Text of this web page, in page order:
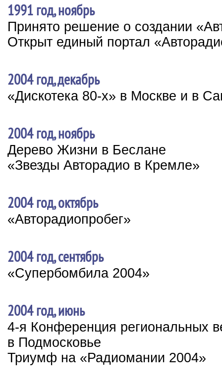
1991 год, ноябрь
Принято решение о создании
Открыт единый портал
2004 год, декабрь
«Дискотека 80-х» в Москве и в
2004 год, ноябрь
Дерево Жизни в Беслане
«Звезды Авторадио в Кремле»
2004 год, октябрь
«Авторадиопробег»
2004 год, сентябрь
«Супербомбила 2004»
2004 год, июнь
4-я Конференция региональных
в Подмосковье
Триумф на «Радиомании 2004»